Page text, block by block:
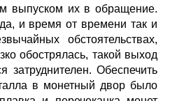
выпуском их в обращение.
и время от времени так и
обстоятельствах,
обострялась, такой выход
затруднителен. Обеспечить
в монетный двор было